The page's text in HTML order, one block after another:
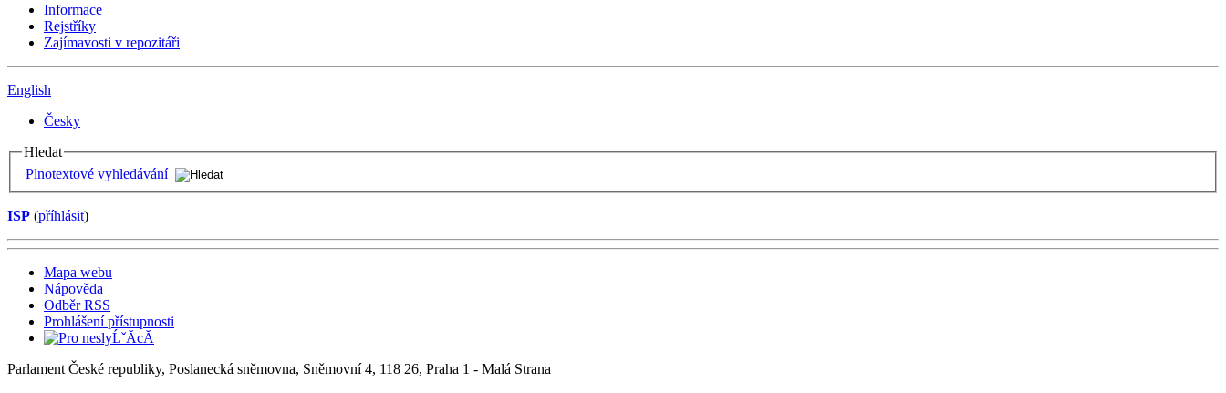
Informace
Rejstříky
Zajímavosti v repozitáři
English
Česky
Hledat
Plnotextové vyhledávání
ISP (příhlásit)
Mapa webu
Nápověda
Odběr RSS
Prohlášení přístupnosti
Parlament České republiky, Poslanecká sněmovna, Sněmovní 4, 118 26, Praha 1 - Malá Strana